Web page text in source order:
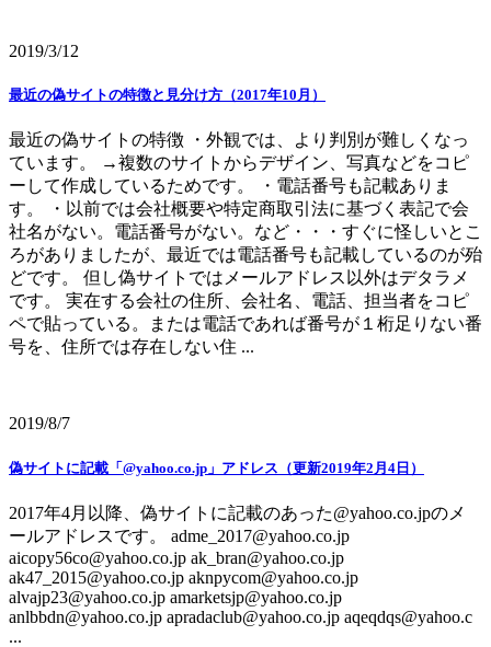
2019/3/12
最近の偽サイトの特徴と見分け方（2017年10月）
最近の偽サイトの特徴 ・外観では、より判別が難しくなっ
ています。 →複数のサイトからデザイン、写真などをコピ
ーして作成しているためです。 ・電話番号も記載ありま
す。 ・以前では会社概要や特定商取引法に基づく表記で会
社名がない。電話番号がない。など・・・すぐに怪しいとこ
ろがありましたが、最近では電話番号も記載しているのが殆
どです。 但し偽サイトではメールアドレス以外はデタラメ
です。 実在する会社の住所、会社名、電話、担当者をコピ
ペで貼っている。または電話であれば番号が１桁足りない番
号を、住所では存在しない住 ...
2019/8/7
偽サイトに記載「@yahoo.co.jp」アドレス（更新2019年2月4日）
2017年4月以降、偽サイトに記載のあった@yahoo.co.jpのメ
ールアドレスです。 adme_2017@yahoo.co.jp
aicopy56co@yahoo.co.jp ak_bran@yahoo.co.jp
ak47_2015@yahoo.co.jp aknpycom@yahoo.co.jp
alvajp23@yahoo.co.jp amarketsjp@yahoo.co.jp
anlbbdn@yahoo.co.jp apradaclub@yahoo.co.jp aqeqdqs@yahoo.c
...